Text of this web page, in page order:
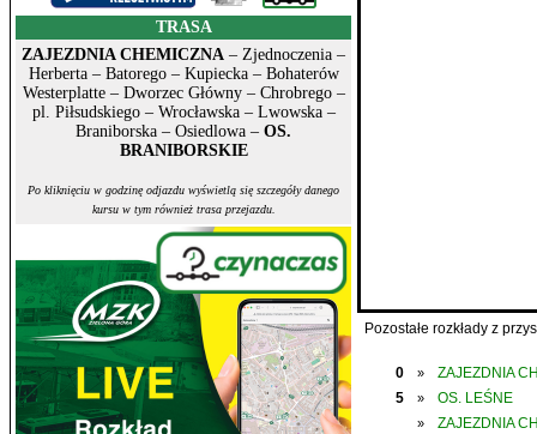
TRASA
ZAJEZDNIA CHEMICZNA – Zjednoczenia –
Herberta – Batorego – Kupiecka – Bohaterów
Westerplatte – Dworzec Główny – Chrobrego –
pl. Piłsudskiego – Wrocławska – Lwowska –
Braniborska – Osiedlowa – OS.
BRANIBORSKIE
Po kliknięciu w godzinę odjazdu wyświetlą się szczegóły danego
kursu w tym również trasa przejazdu.
Pozostałe rozkłady z
0 »
ZAJEZDNIA
5
» OS. LEŚNE
»
ZAJEZDNIA